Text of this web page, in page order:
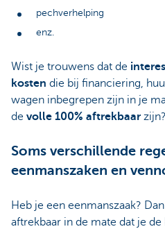
pechverhelping
enz.
Wist je trouwens dat de
kosten die bij financiering,
wagen inbegrepen zijn in je
de volle 100% aftrekbaar zijn?
Soms verschillende
eenmanszaken en
Heb je een eenmanszaak?
aftrekbaar in de mate dat je